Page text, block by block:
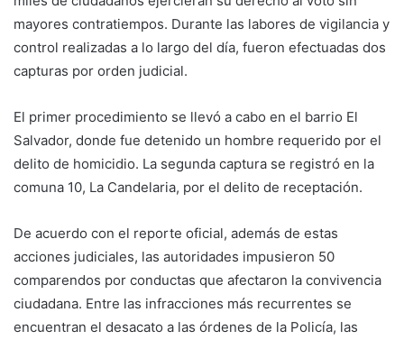
mayores contratiempos. Durante las labores de vigilancia y
control realizadas a lo largo del día, fueron efectuadas dos
capturas por orden judicial.
El primer procedimiento se llevó a cabo en el barrio El
Salvador, donde fue detenido un hombre requerido por el
delito de homicidio. La segunda captura se registró en la
comuna 10, La Candelaria, por el delito de receptación.
De acuerdo con el reporte oficial, además de estas
acciones judiciales, las autoridades impusieron 50
comparendos por conductas que afectaron la convivencia
ciudadana. Entre las infracciones más recurrentes se
encuentran el desacato a las órdenes de la Policía, las